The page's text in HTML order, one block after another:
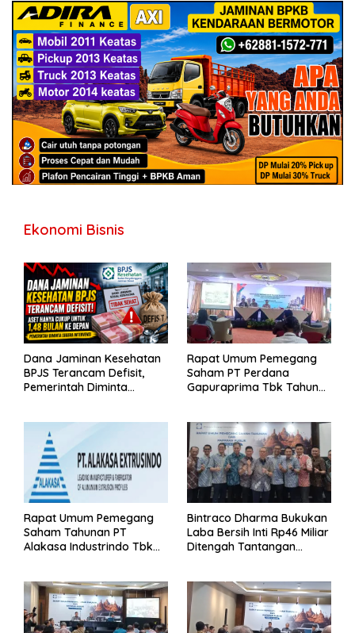
Ekonomi Bisnis
Dana Jaminan Kesehatan
BPJS Terancam Defisit,
Pemerintah Diminta
Rapat Umum Pemegang
Saham PT Perdana
Gapuraprima Tbk Tahun
Rapat Umum Pemegang
Saham Tahunan PT
Alakasa Industrindo Tbk
Bintraco Dharma Bukukan
Laba Bersih Inti Rp46 Miliar
Ditengah Tantangan